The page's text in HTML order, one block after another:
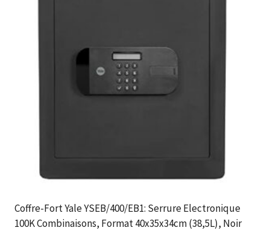
Coffre-Fort Yale YSEB/400/EB1: Serrure Electronique
100K Combinaisons, Format 40x35x34cm (38,5L), Noir